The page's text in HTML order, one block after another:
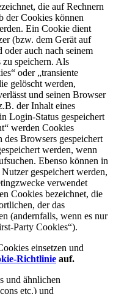
die auf Rechnern
der Cookies können
Ein Cookie dient
(bzw. dem Gerät auf
oder auch nach seinem
zu speichern. Als
oder „transiente
gelöscht werden,
und seinen Browser
der Inhalt eines
Login-Status gespeichert
werden Cookies
des Browsers gespeichert
werden, wenn
Ebenso können in
gespeichert werden,
verwendet
Cookies bezeichnet, die
der das
(andernfalls, wenn es nur
Party Cookies“).
einsetzen und
Richtlinie auf.
und ähnlichen
etc.) und